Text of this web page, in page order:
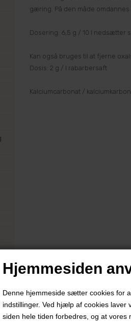
Hjemmesiden
Denne hjemmeside sætter cookies for
indstillinger. Ved hjælp af cookies laver
siden hele tiden forbedres, og at vores
gæring. På den måde
Dosering: 6,5 g / 10 l nedsætter
Kan også bruges til at fjerne
Dosis: 2 g / l rabarbersaft
Kalciumcarbonat /